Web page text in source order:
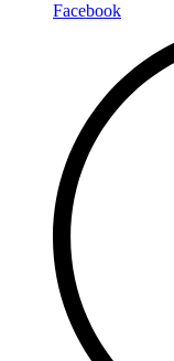
Facebook